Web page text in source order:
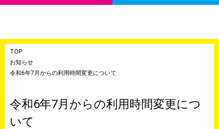
TOP
お知らせ
令和6年7月からの利用時間変更について
令和6年7月からの利用時間変更につ
いて